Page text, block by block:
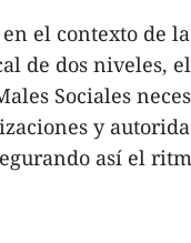
el contexto de
de dos niveles,
Sociales
y
así el